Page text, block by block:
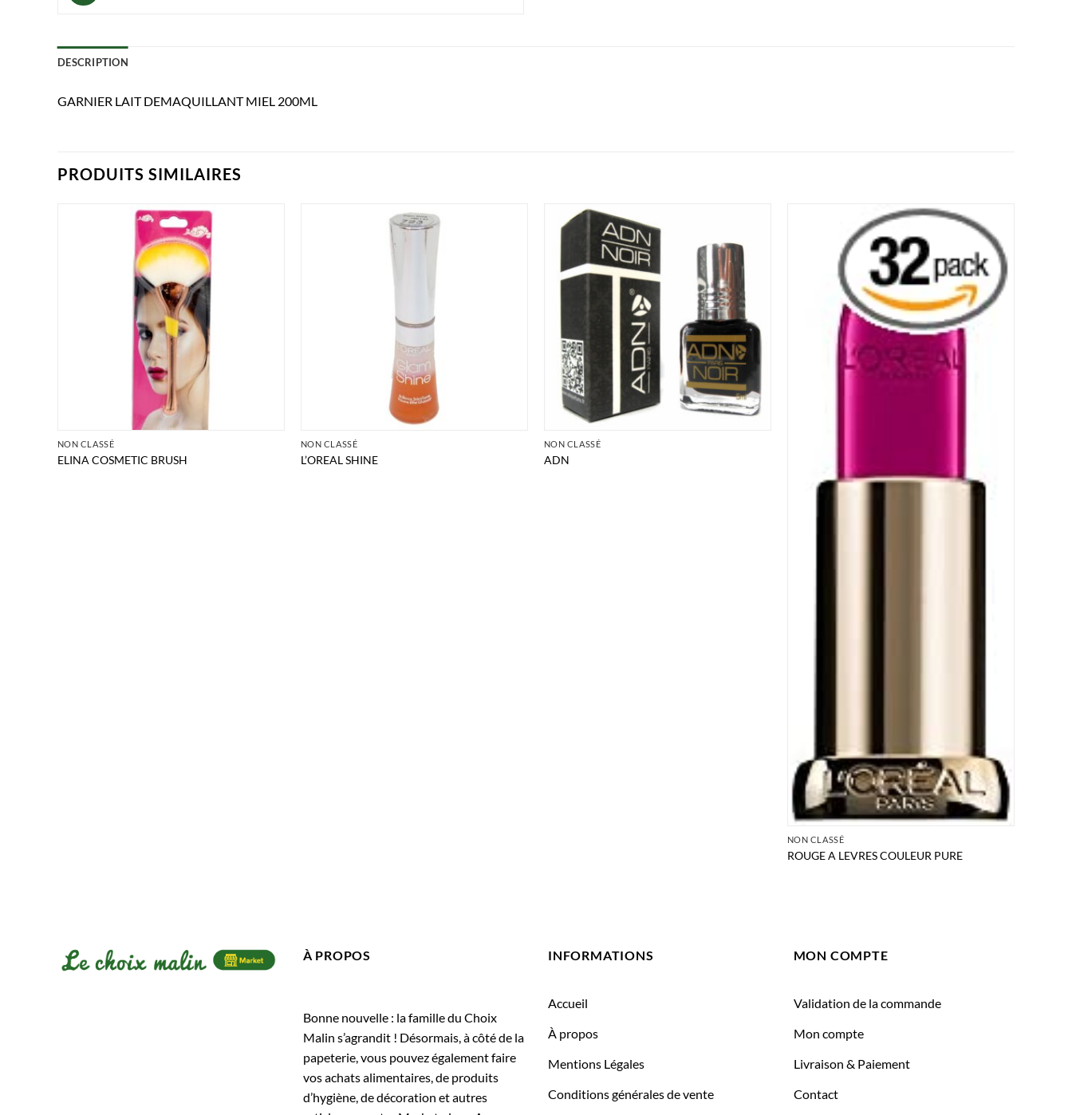
DESCRIPTION
GARNIER LAIT DEMAQUILLANT MIEL 200ML
PRODUITS SIMILAIRES
NON CLASSÉ
ELINA COSMETIC BRUSH
NON CLASSÉ
L’OREAL SHINE
NON CLASSÉ
ADN
NON CLASSÉ
ROUGE A LEVRES COULEUR PURE
À PROPOS
Bonne nouvelle : la famille du Choix
Malin s’agrandit ! Désormais, à côté de la
papeterie, vous pouvez également faire
vos achats alimentaires, de produits
d’hygiène, de décoration et autres
INFORMATIONS
Accueil
À propos
Mentions Légales
Conditions générales de vente
MON COMPTE
Validation de la commande
Mon compte
Livraison & Paiement
Contact